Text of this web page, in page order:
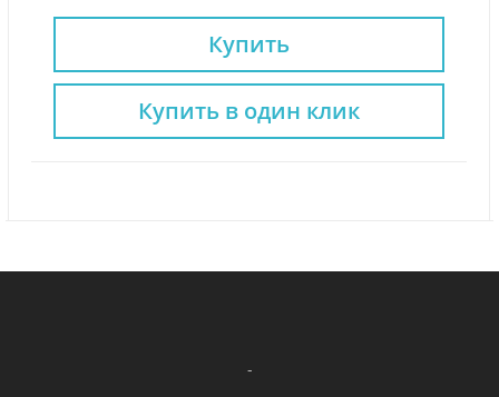
Купить
Купить в один клик
-